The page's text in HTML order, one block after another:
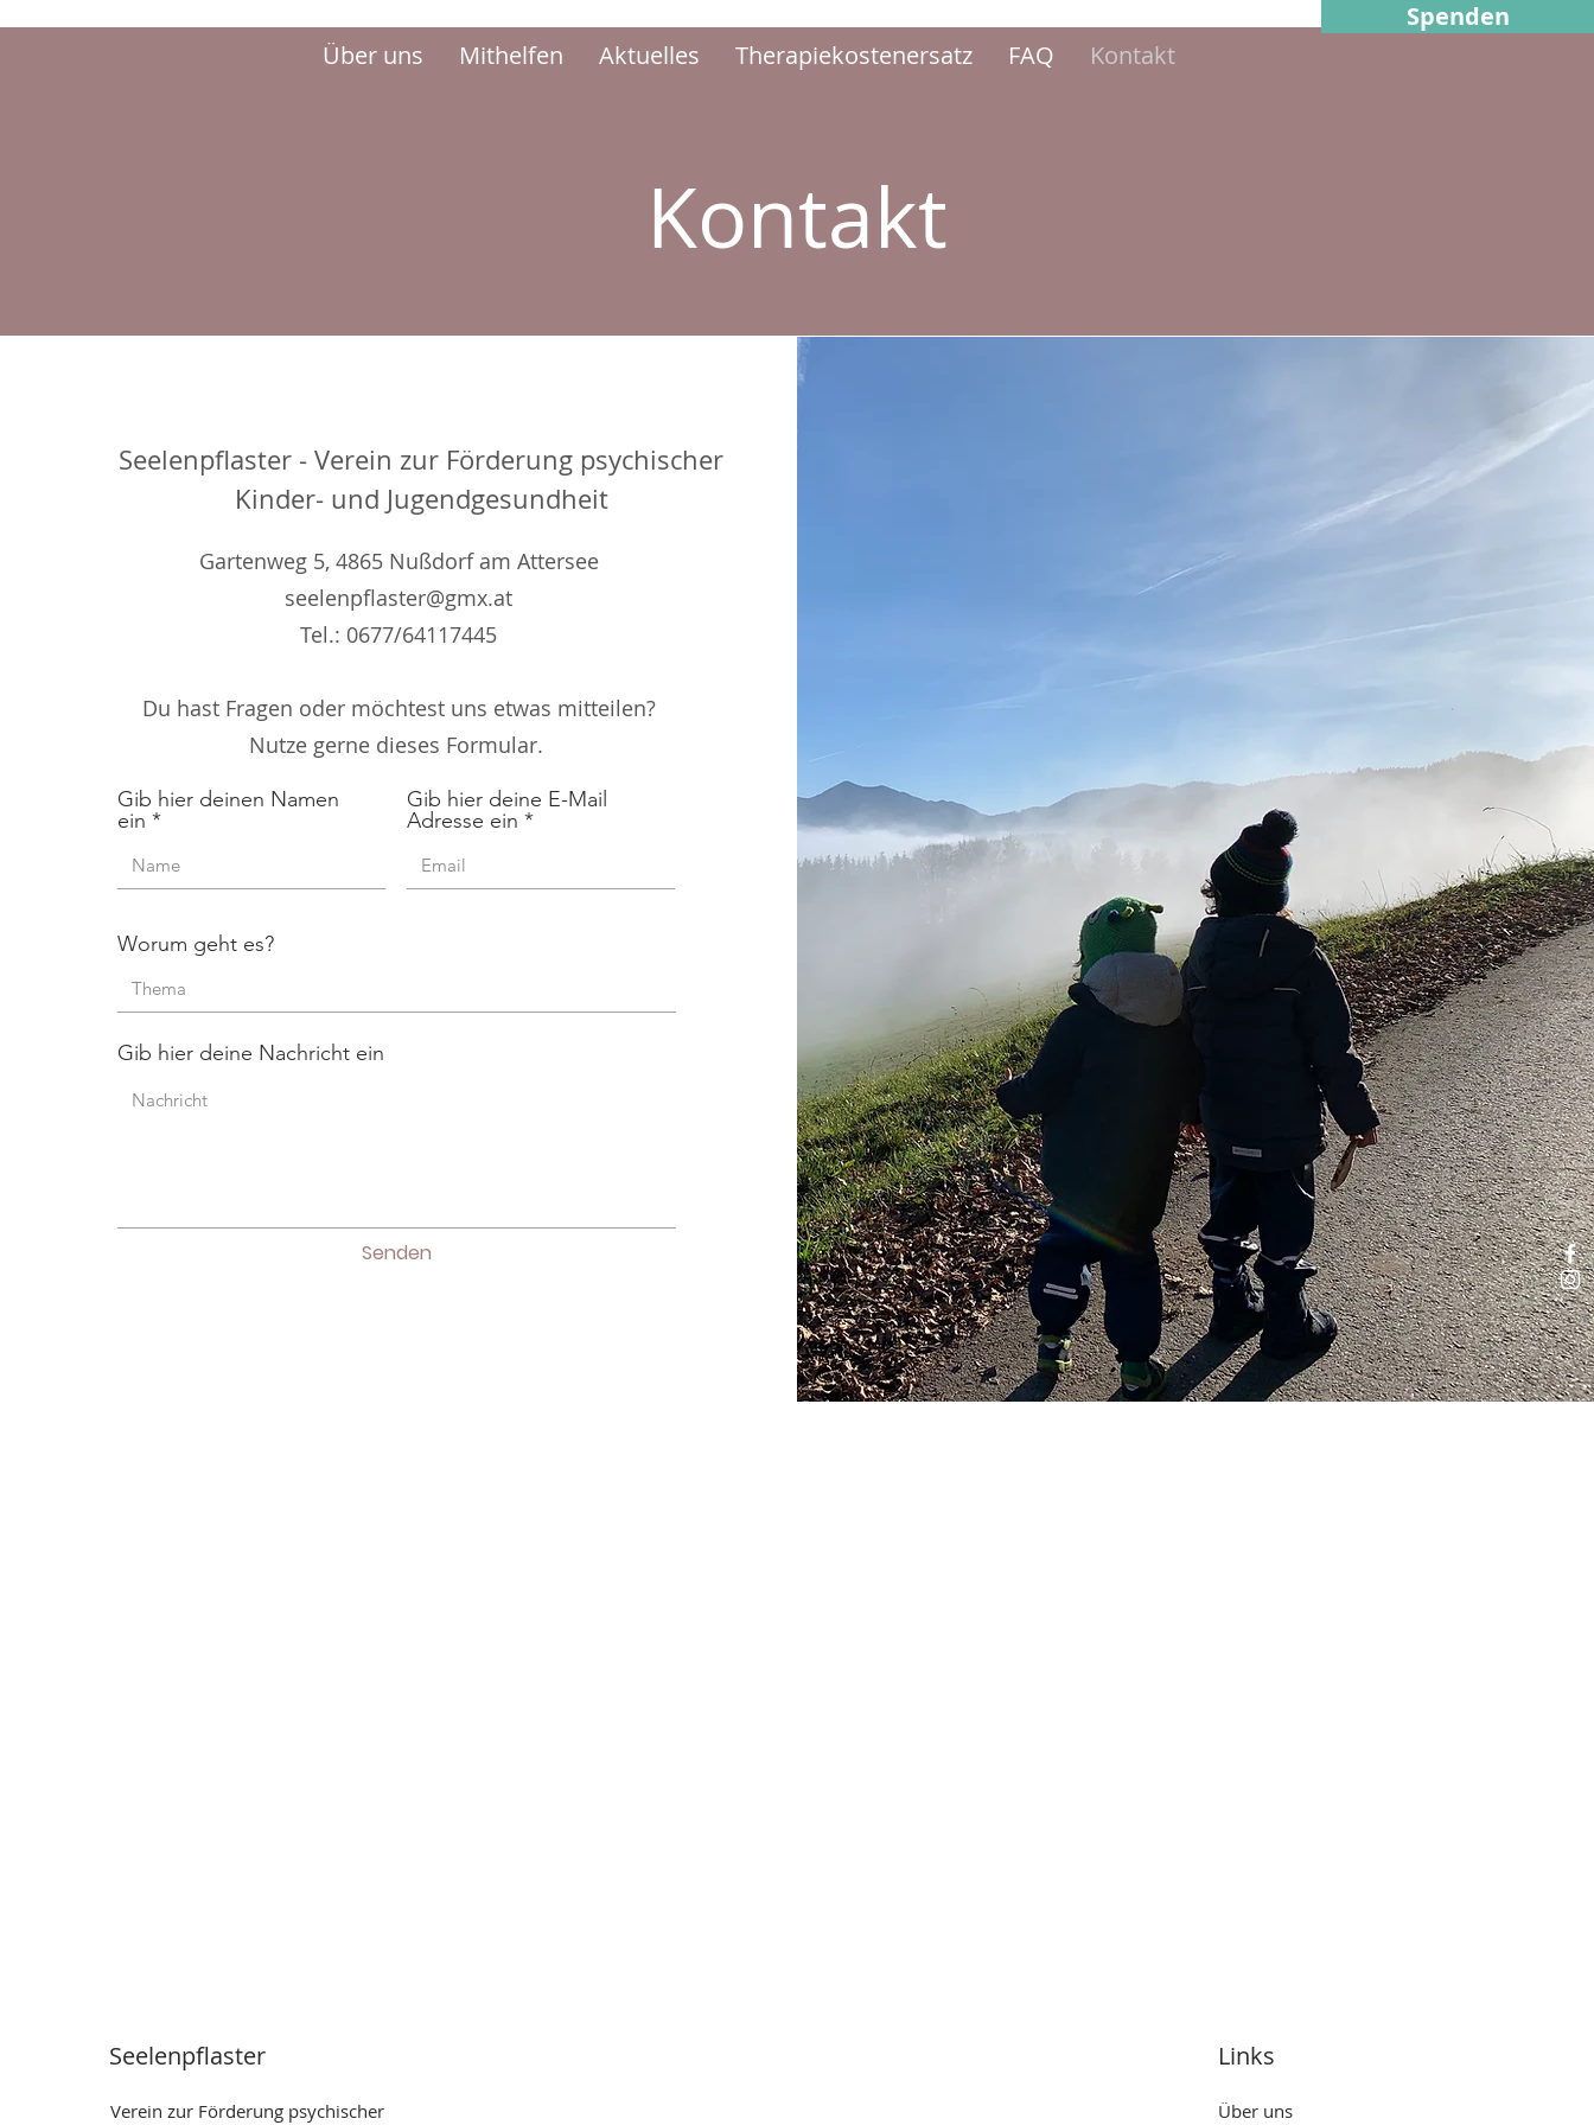
Spenden
Über uns
Mithelfen Aktuelles Therapiekostenersatz FAQ Kontakt
Kontakt
Seelenpflaster - Verein zur Förderung psychischer
Kinder- und Jugendgesundheit
Gartenweg 5, 4865 Nußdorf am Attersee
seelenpflaster@gmx.at
Tel.: 0677/64117445
Du hast Fragen oder möchtest uns etwas mitteilen?
Nutze gerne dieses Formular.
Gib hier deinen Namen
ein
Gib hier deine E-Mail
Adresse ein
Worum geht es?
Gib hier deine Nachricht ein
Senden
Seelenpflaster
Verein zur Förderung psychischer
Links
Über uns